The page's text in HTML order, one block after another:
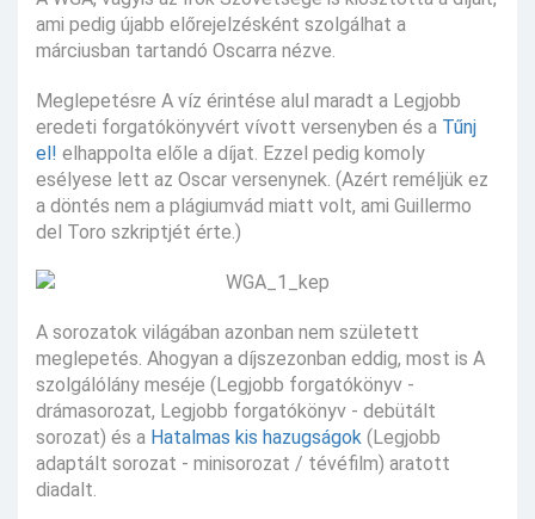
ami pedig újabb előrejelzésként szolgálhat a
márciusban tartandó Oscarra nézve.
Meglepetésre A víz érintése alul maradt a Legjobb
eredeti forgatókönyvért vívott versenyben és a Tűnj
el! elhappolta előle a díjat. Ezzel pedig komoly
esélyese lett az Oscar versenynek. (Azért reméljük ez
a döntés nem a plágiumvád miatt volt, ami Guillermo
del Toro szkriptjét érte.)
A sorozatok világában azonban nem született
meglepetés. Ahogyan a díjszezonban eddig, most is A
szolgálólány meséje (Legjobb forgatókönyv -
drámasorozat, Legjobb forgatókönyv - debütált
sorozat) és a Hatalmas kis hazugságok (Legjobb
adaptált sorozat - minisorozat / tévéfilm) aratott
diadalt.